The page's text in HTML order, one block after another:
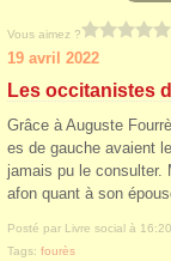
Vous aimez ?
19 avril 2022
Les occitanistes
Grâce à Auguste
es de gauche avaient
jamais pu le consulter.
afon quant à son
Posté par Livre social à
Tags: fourès